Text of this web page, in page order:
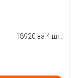
18920 за 4 шт.